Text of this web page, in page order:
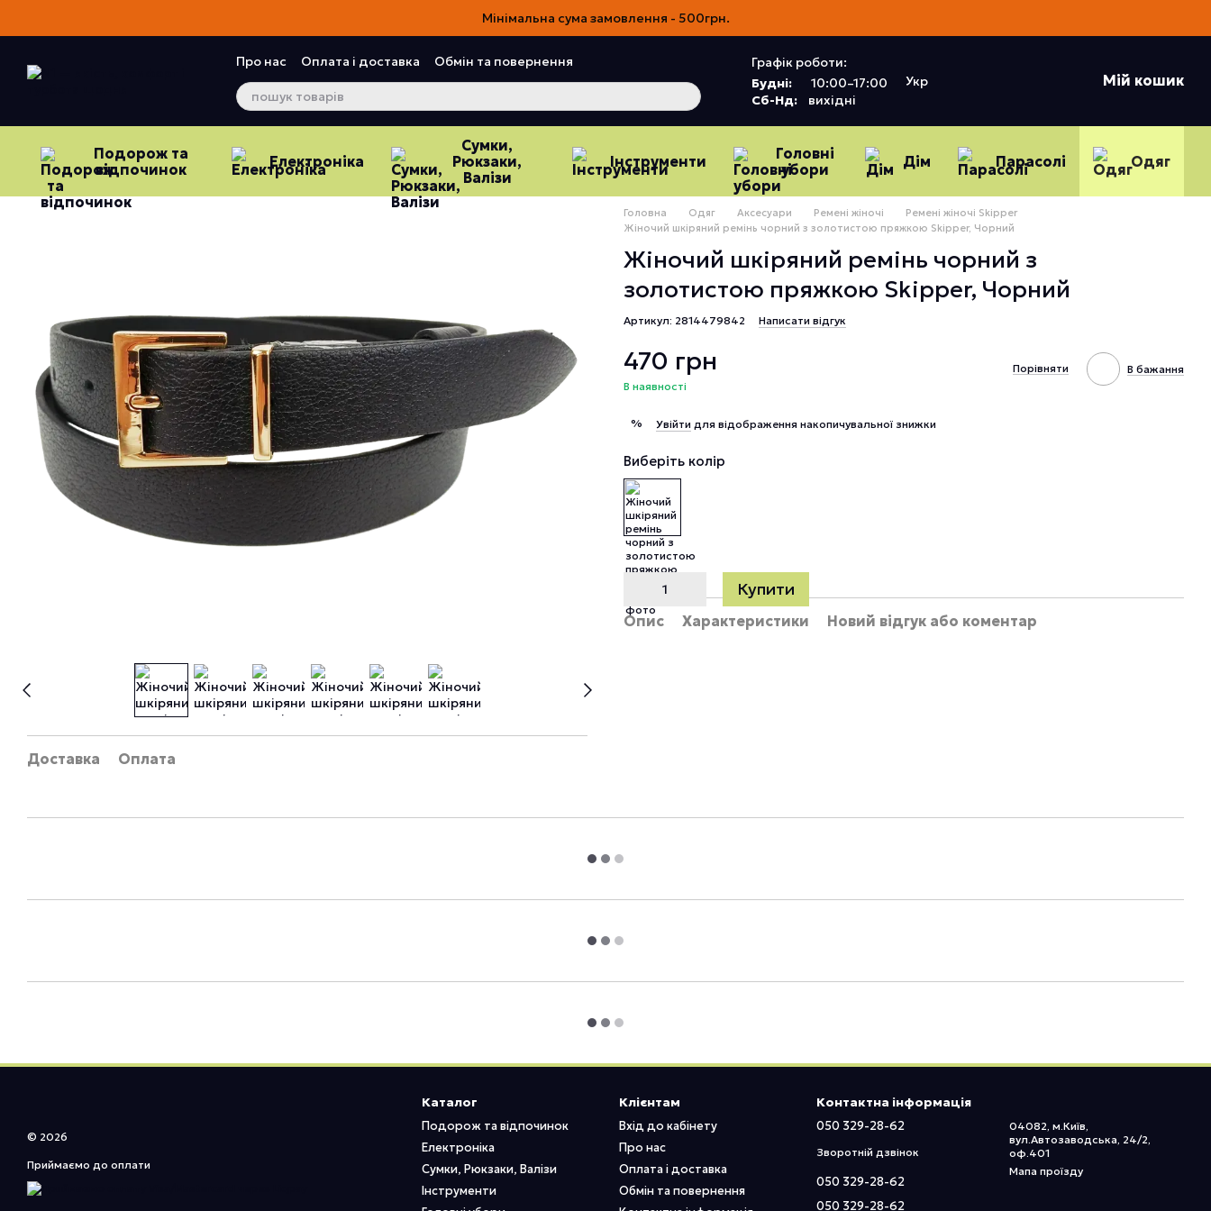
Мінімальна сума замовлення - 500грн.
Про нас Оплата і доставка
Обмін та повернення
Контактна інформація
Угода користувача Відгуки про магазин
Графік роботи:
Будні:
10:00–17:00
Сб-Нд:
вихідні
Укр Мій кошик
Подорож та
відпочинок
Електроніка
Сумки,
Рюкзаки,
Валізи
Інструменти
Головні
убори
Дім Парасолі Одяг
Доставка Оплата
Головна Одяг Аксесуари Ремені жіночі
Ремені жіночі Skipper
Жіночий шкіряний ремінь чорний з золотистою пряжкою Skipper, Чорний
Жіночий шкіряний ремінь чорний з
золотистою пряжкою Skipper, Чорний
Артикул: 2814479842 Написати відгук
470 грн
В наявності
Порівняти В бажання
% Увійти для відображення накопичувальної знижки
Виберіть колір
Купити
Опис Характеристики Новий відгук або коментар
© 2026
Приймаємо до оплати
Каталог
Подорож та відпочинок
Електроніка
Сумки, Рюкзаки, Валізи
Інструменти
Клієнтам
Вхід до кабінету
Про нас
Оплата і доставка
Обмін та повернення
Контактна інформація
050 329-28-62
Зворотній дзвінок
050 329-28-62
050 329-28-62
04082, м.Київ,
вул.Автозаводська, 24/2,
оф.401
Мапа проїзду